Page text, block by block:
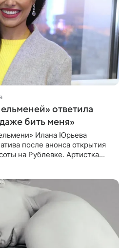
ответила
бить меня»
Илана Юрьева
после анонса открытия
на Рублевке. Артистка